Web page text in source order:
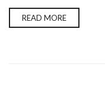
READ MORE